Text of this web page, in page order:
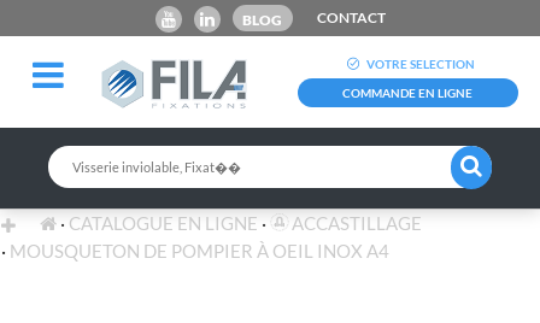
BLOG CONTACT
VOTRE SELECTION
COMMANDE EN LIGNE
CATALOGUE EN LIGNE
ACCASTILLAGE
MOUSQUETON DE POMPIER À OEIL INOX A4